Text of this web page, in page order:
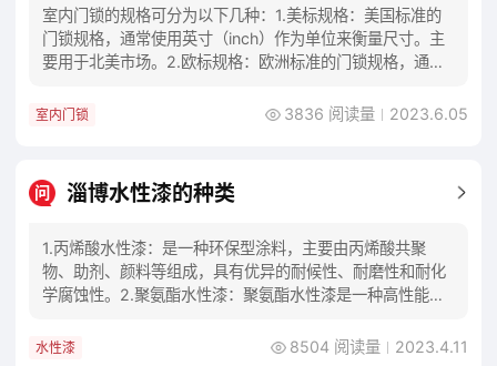
室内门锁的规格可分为以下几种：1.美标规格：美国标准的
门锁规格，通常使用英寸（inch）作为单位来衡量尺寸。主
要用于北美市场。2.欧标规格：欧洲标准的门锁规格，通常
室内门锁 3836 阅读量 2023.6.05
问 淄博水性漆的种类
1.丙烯酸水性漆：是一种环保型涂料，主要由丙烯酸共聚
物、助剂、颜料等组成，具有优异的耐候性、耐磨性和耐化
学腐蚀性。2.聚氨酯水性漆：聚氨酯水性漆是一种高性能的
水性漆 8504 阅读量 2023.4.11